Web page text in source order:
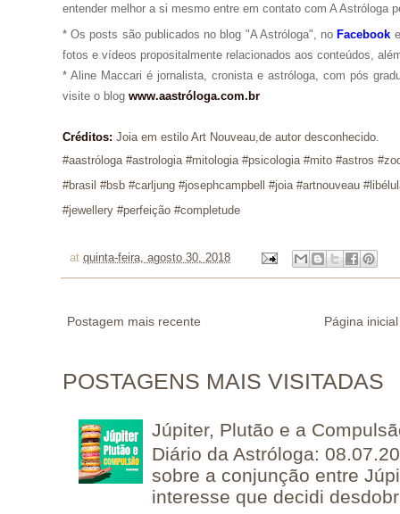
entender melhor a si mesmo entre em contato com A Astróloga
* Os posts são publicados no blog "A Astróloga", no Facebook
fotos e vídeos propositalmente relacionados aos conteúdos,
* Aline Maccari é jornalista, cronista e astróloga, com pós
visite o blog www.aastróloga.com.br
Créditos: Joia em estilo Art Nouveau,de autor desconhecido.
#aastróloga #astrologia #mitologia #psicologia #mito #astros
#brasil #bsb #carljung #josephcampbell #joia #artnouveau
#jewellery #perfeição #completude
at quinta-feira, agosto 30, 2018
Postagem mais recente Página inicial
POSTAGENS MAIS VISITADAS
Júpiter, Plutão e a
Diário da Astróloga:
sobre a conjunção entre
interesse que decidi